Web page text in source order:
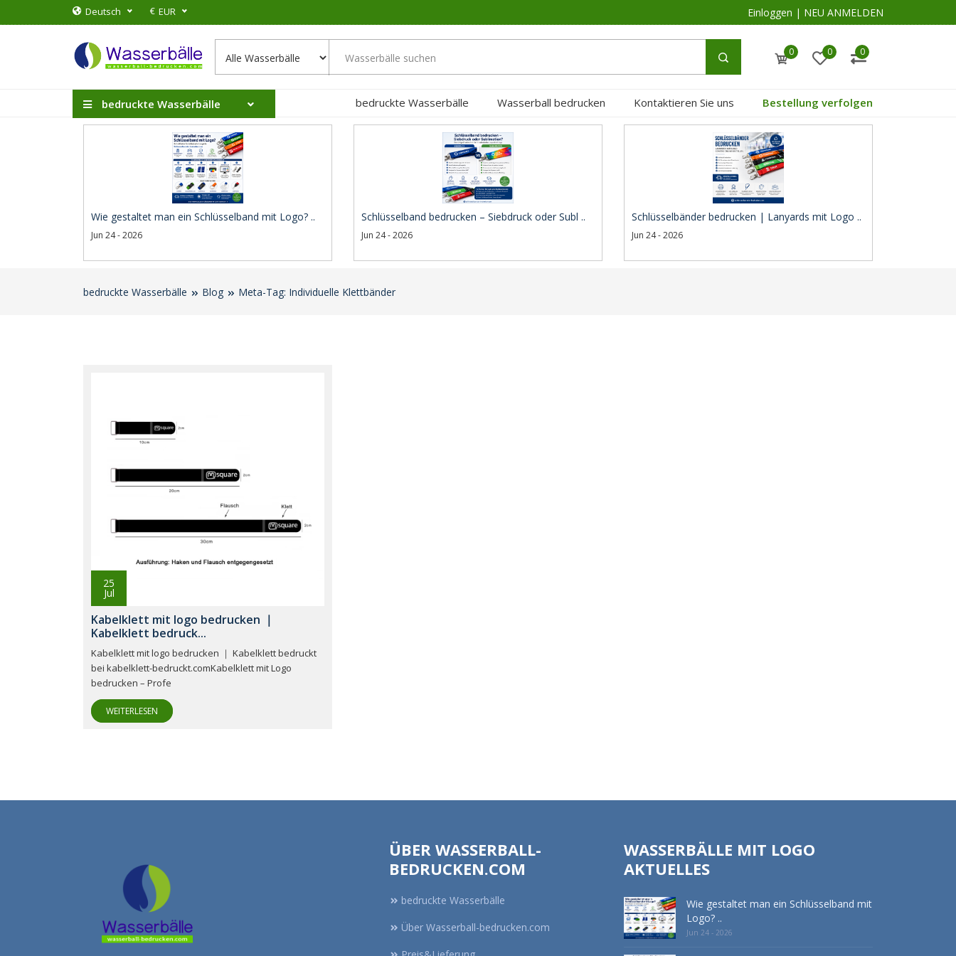
Deutsch € EUR Einloggen | NEU ANMELDEN
0 0 0
bedruckte Wasserbälle bedruckte Wasserbälle Wasserball bedrucken Kontaktieren Sie uns Bestellung verfolgen
Wie gestaltet man ein Schlüsselband mit Logo? ..
Jun 24 - 2026
Schlüsselband bedrucken – Siebdruck oder Subl ..
Jun 24 - 2026
Schlüsselbänder bedrucken | Lanyards mit Logo ..
Jun 24 - 2026
bedruckte Wasserbälle Blog Meta-Tag: Individuelle Klettbänder
25
Jul
Kabelklett mit logo bedrucken ｜
Kabelklett bedruck...
Kabelklett mit logo bedrucken ｜ Kabelklett bedruckt
bei kabelklett-bedruckt.comKabelklett mit Logo
bedrucken – Profe
WEITERLESEN
ÜBER WASSERBALL-
BEDRUCKEN.COM
bedruckte Wasserbälle
Über Wasserball-bedrucken.com
WASSERBÄLLE MIT LOGO
AKTUELLES
Wie gestaltet man ein Schlüsselband mit
Logo? ..
Jun 24 - 2026